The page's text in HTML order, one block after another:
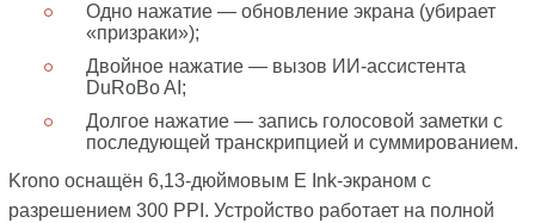
Одно нажатие — обновление экрана (убирает
«призраки»);
Двойное нажатие — вызов ИИ-ассистента
DuRoBo AI;
Долгое нажатие — запись голосовой заметки с
последующей транскрипцией и суммированием.
Krono оснащён 6,13-дюймовым E Ink-экраном с
разрешением 300 PPI. Устройство работает на полной